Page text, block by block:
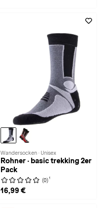
Wandersocken · Unisex
Rohner · basic trekking 2er
Pack
(0) 1
16,99 €